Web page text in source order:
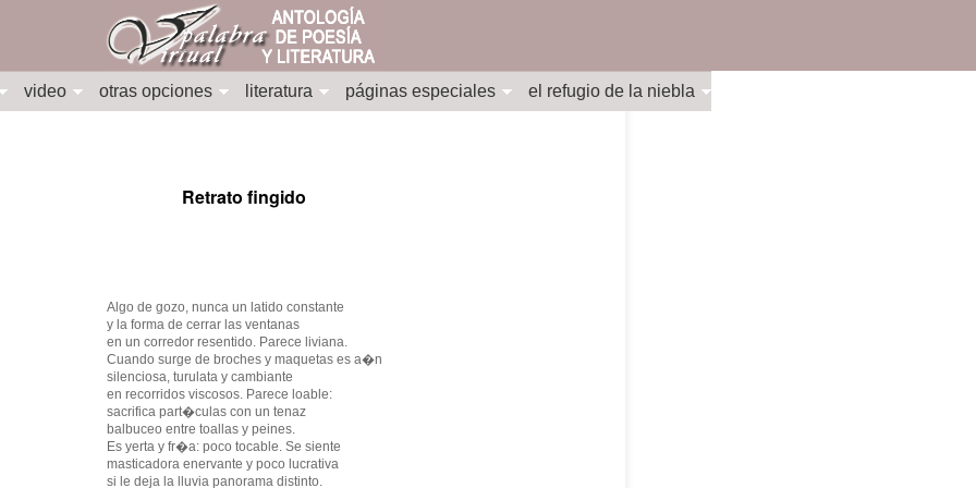
video otras opciones literatura páginas especiales el refugio de la niebla
Retrato fingido
Algo de gozo, nunca un latido constante
y la forma de cerrar las ventanas
en un corredor resentido. Parece liviana.
Cuando surge de broches y maquetas es a�n
silenciosa, turulata y cambiante
en recorridos viscosos. Parece loable:
sacrifica part�culas con un tenaz
balbuceo entre toallas y peines.
Es yerta y fr�a: poco tocable. Se siente
masticadora enervante y poco lucrativa
si le deja la lluvia panorama distinto.